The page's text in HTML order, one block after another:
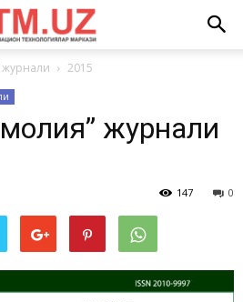
журнали 2015
молия” журнали
0
147